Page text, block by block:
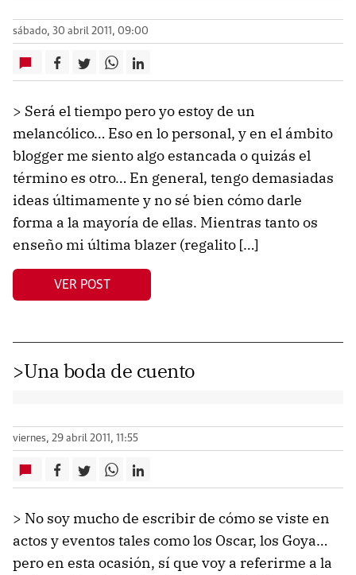
sábado, 30 abril 2011, 09:00
> Será el tiempo pero yo estoy de un
melancólico… Eso en lo personal, y en el ámbito
blogger me siento algo estancada o quizás el
término es otro… En general, tengo demasiadas
ideas últimamente y no sé bien cómo darle
forma a la mayoría de ellas. Mientras tanto os
enseño mi última blazer (regalito […]
VER POST
>Una boda de cuento
viernes, 29 abril 2011, 11:55
> No soy mucho de escribir de cómo se viste en
actos y eventos tales como los Oscar, los Goya…
pero en esta ocasión, sí que voy a referirme a la